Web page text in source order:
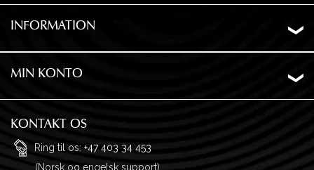
INFORMATION
Levering
Privatliv
Garanti og returnering
Ofte stillede spørgsmål
MIN KONTO
Ønskeliste
Adresser
KONTAKT OS
Ring til os: +47 403 34 453
(Norsk og engelsk support)